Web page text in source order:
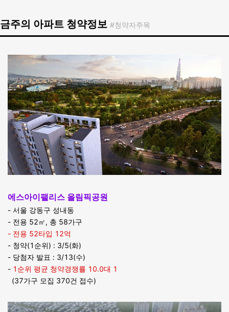
금주의 아파트 청약정보 #청약자주목
에스아이팰리스 올림픽공원
- 서울 강동구 성내동
- 전용 52㎡, 총 58가구
- 전용 52타입 12억
- 청약(1순위) : 3/5(화)
- 당첨자 발표 : 3/13(수)
- 1순위 평균 청약경쟁률 10.0대 1
(37가구 모집 370건 접수)